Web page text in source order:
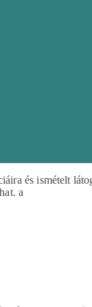
és ismételt
a